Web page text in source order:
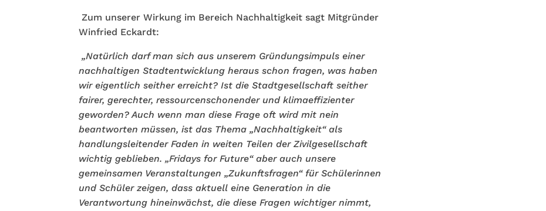
Zum unserer Wirkung im Bereich Nachhaltigkeit sagt Mitgründer
Winfried Eckardt:
„Natürlich darf man sich aus unserem Gründungsimpuls einer
nachhaltigen Stadtentwicklung heraus schon fragen, was haben
wir eigentlich seither erreicht? Ist die Stadtgesellschaft seither
fairer, gerechter, ressourcenschonender und klimaeffizienter
geworden? Auch wenn man diese Frage oft wird mit nein
beantworten müssen, ist das Thema „Nachhaltigkeit“ als
handlungsleitender Faden in weiten Teilen der Zivilgesellschaft
wichtig geblieben. „Fridays for Future“ aber auch unsere
gemeinsamen Veranstaltungen „Zukunftsfragen“ für Schülerinnen
und Schüler zeigen, dass aktuell eine Generation in die
Verantwortung hineinwächst, die diese Fragen wichtiger nimmt,